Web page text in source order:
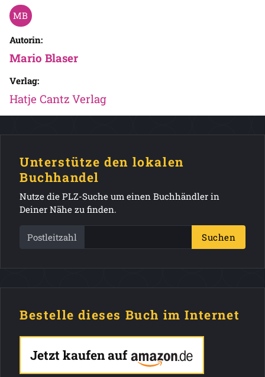
Autorin:
Mario Blaser
Verlag:
Hatje Cantz Verlag
Unterstütze den lokalen
Buchhandel
Nutze die PLZ-Suche um einen Buchhändler in
Deiner Nähe zu finden.
Postleitzahl Suchen
Bestelle dieses Buch im Internet
Jetzt kaufen auf